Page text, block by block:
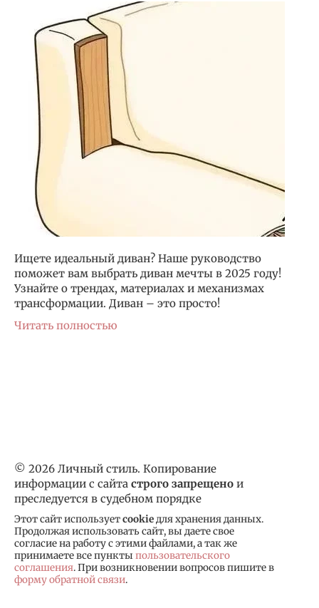
Ищете идеальный диван? Наше руководство
поможет вам выбрать диван мечты в 2025 году!
Узнайте о трендах, материалах и механизмах
трансформации. Диван – это просто!
Читать полностью
© 2026 Личный стиль. Копирование
информации с сайта строго запрещено и
преследуется в судебном порядке
Этот сайт используетcookieдля хранения данных.
Продолжая использовать сайт, вы даете свое
согласие на работу с этими файлами, а так же
принимаете все пункты пользовательского
соглашения. При возникновении вопросов пишите в
форму обратной связи.